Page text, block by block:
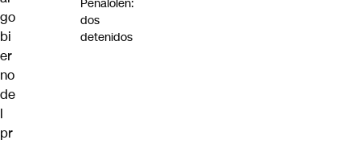
go
bi
er
no
de
l
pr
Peñalolén:
dos
detenidos